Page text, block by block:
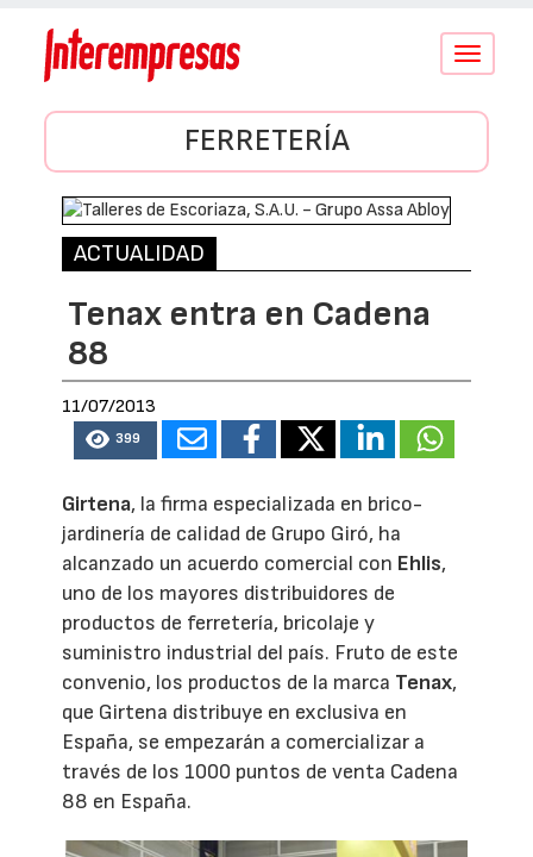
Conmutar
FERRETERÍA
ACTUALIDAD
Tenax entra en Cadena
88
11/07/2013
399
Girtena, la firma especializada en brico-
jardinería de calidad de Grupo Giró, ha
alcanzado un acuerdo comercial con Ehlis,
uno de los mayores distribuidores de
productos de ferretería, bricolaje y
suministro industrial del país. Fruto de este
convenio, los productos de la marca Tenax,
que Girtena distribuye en exclusiva en
España, se empezarán a comercializar a
través de los 1000 puntos de venta Cadena
88 en España.